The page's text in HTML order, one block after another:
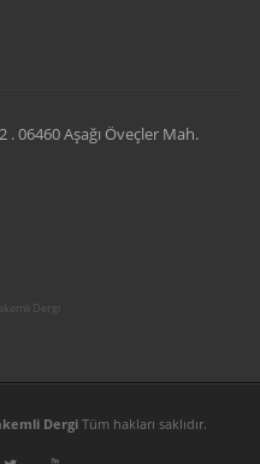
. 06460 Aşağı Öveçler Mah.
Dergi
DergiTüm hakları saklıdır.